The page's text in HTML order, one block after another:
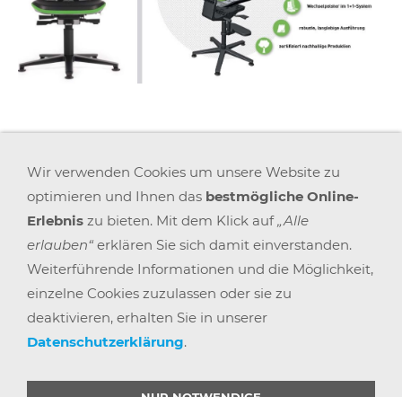
AGB WIDERRUFSRECHT DATENSCHUTZ
IMPRESSUM
ARBEITSPLATZEXPERTEN
PARTNERPROGRAMM
GEMEINSAM STÄRKER
WIDERRUF BUTTON
© 2025 |BÜRO POINT GMBH
Wir verwenden Cookies um unsere Website zu
optimieren und Ihnen das bestmögliche Online-
Erlebnis zu bieten. Mit dem Klick auf„Alle
erlauben“ erklären Sie sich damit einverstanden.
Weiterführende Informationen und die Möglichkeit,
einzelne Cookies zuzulassen oder sie zu
deaktivieren, erhalten Sie in unserer
Datenschutzerklärung.